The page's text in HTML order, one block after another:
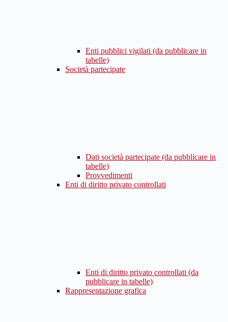
Enti pubblici vigilati (da pubblicare in
tabelle)
Società partecipate
Dati società partecipate (da pubblicare in
tabelle)
Provvedimenti
Enti di diritto privato controllati
Enti di diritto privato controllati (da
pubblicare in tabelle)
Rappresentazione grafica